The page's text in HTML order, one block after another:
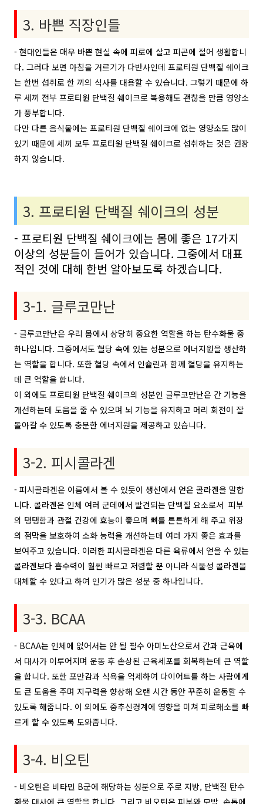
3. 바쁜 직장인들
- 현대인들은 매우 바쁜 현실 속에 피로에 살고 피곤에 절어 생활합니
다. 그러다 보면 아침을 거르기가 다반사인데 프로티원 단백질 쉐이크
는 한번 섭취로 한 끼의 식사를 대용할 수 있습니다. 그렇기 때문에 하
루 세끼 전부 프로티원 단백질 쉐이크로 복용해도 괜찮을 만큼 영양소
가 풍부합니다.
다만 다른 음식물에는 프로티원 단백질 쉐이크에 없는 영양소도 많이
있기 때문에 세끼 모두 프로티원 단백질 쉐이크로 섭취하는 것은 권장
하지 않습니다.
3. 프로티원 단백질 쉐이크의 성분
- 프로티원 단백질 쉐이크에는 몸에 좋은 17가지
이상의 성분들이 들어가 있습니다. 그중에서 대표
적인 것에 대해 한번 알아보도록 하겠습니다.
3-1. 글루코만난
- 글루코만난은 우리 몸에서 상당히 중요한 역할을 하는 탄수화물 중
하나입니다. 그중에서도 혈당 속에 있는 성분으로 에너지원을 생산하
는 역할을 합니다. 또한 혈당 속에서 인슐린과 함께 혈당을 유지하는
데 큰 역할을 합니다.
이 외에도 프로티원 단백질 쉐이크의 성분인 글루코만난은 간 기능을
개선하는데 도움을 줄 수 있으며 뇌 기능을 유지하고 머리 회전이 잘
돌아갈 수 있도록 충분한 에너지원을 제공하고 있습니다.
3-2. 피시콜라겐
- 피시콜라겐은 이름에서 볼 수 있듯이 생선에서 얻은 콜라겐을 말합
니다. 콜라겐은 인체 여러 군데에서 발견되는 단백질 요소로서 피부
의 탱탱함과 관절 건강에 효능이 좋으며 뼈를 튼튼하게 해 주고 위장
의 점막을 보호하여 소화 능력을 개선하는데 여러 가지 좋은 효과를
보여주고 있습니다. 이러한 피시콜라겐은 다른 육류에서 얻을 수 있는
콜라겐보다 흡수력이 훨씬 빠르고 저렴할 뿐 아니라 식물성 콜라겐을
대체할 수 있다고 하여 인기가 많은 성분 중 하나입니다.
3-3. BCAA
- BCAA는 인체에 없어서는 안 될 필수 아미노산으로서 간과 근육에
서 대사가 이루어지며 운동 후 손상된 근육세포를 회복하는데 큰 역할
을 합니다. 또한 포만감과 식욕을 억제하여 다이어트를 하는 사람에게
도 큰 도움을 주며 지구력을 향상해 오랜 시간 동안 꾸준히 운동할 수
있도록 해줍니다. 이 외에도 중추신경계에 영향을 미쳐 피로해소를 빠
르게 할 수 있도록 도와줍니다.
3-4. 비오틴
- 비오틴은 비타민 B군에 해당하는 성분으로 주로 지방, 단백질 탄수
화물 대사에 큰 역할을 합니다. 그리고 비오틴은 피부와 모발, 손톱에